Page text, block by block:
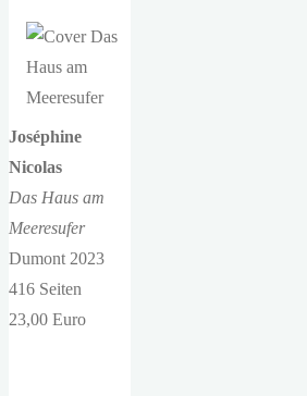
Joséphine
Nicolas
Das Haus am
Meeresufer
Dumont 2023
416 Seiten
23,00 Euro